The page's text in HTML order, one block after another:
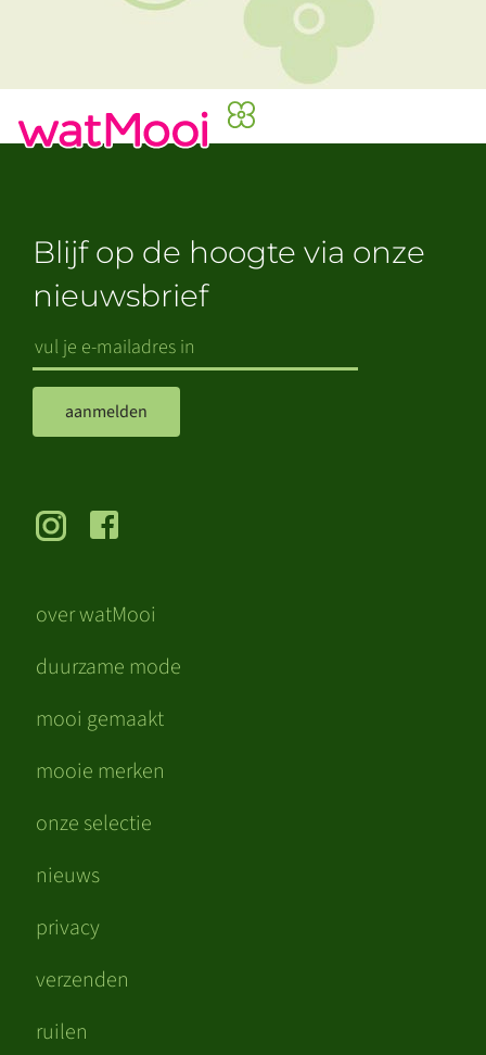
over watMooi
duurzame mode
mooi gemaakt
mooie merken
onze selectie
nieuws
privacy
verzenden
ruilen
Blijf op de hoogte via onze
nieuwsbrief
aanmelden